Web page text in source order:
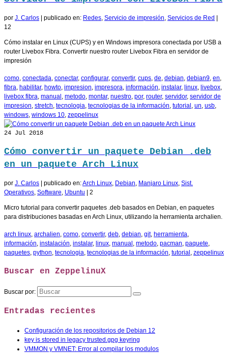
por J. Carlos publicado en: Redes, Servicio de impresión, Servicios de Red
12
Cómo instalar en Linux (CUPS) y en Windows impresora conectada por USB a
router Livebox Fibra. Convertir nuestro router Livebox Fibra en servidor de
impresión
como, conectada, conectar, configurar, convertir, cups, de, debian, debian9, en,
fibra, habilitar, howto, impresion, impresora, información, instalar, linux, livebox,
livebox fibra, manual , metodo, montar, nuestro, por, router, servidor, servidor de
impresion, stretch, tecnologia, tecnologias de la información, tutorial , un, usb,
windows, windows 10, zeppelinux
24 Jul 2018
Cómo convertir un paquete Debian .deb
en un paquete Arch Linux
por J. Carlos | publicado en:Arch Linux Debian Manjaro Linux Sist.
Operativos Software Ubuntu | 2
Micro tutorial para convertir paquetes .deb basados en Debian, en paquetes
para distribuciones basadas en Arch Linux, utilizando la herramienta archalien.
arch linux archalien como convertir, deb debian git, herramienta
información instalación instalar, linux manual metodo pacman paquete
paquetes python tecnologia tecnologias de la información tutorial zeppelinux
Buscar en ZeppelinuX
Buscar por:
Entradas recientes
Configuración de los repositorios de Debian 12
key is stored in legacy trusted.gpg keyring
VMMON y VMNET: Error al compilar los modulos